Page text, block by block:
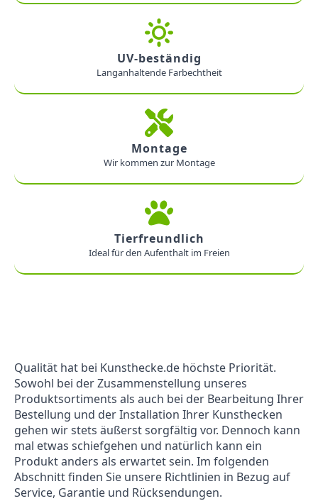
UV-beständig
Langanhaltende Farbechtheit
Montage
Wir kommen zur Montage
Tierfreundlich
Ideal für den Aufenthalt im Freien
Qualität hat bei Kunsthecke.de höchste Priorität.
Sowohl bei der Zusammenstellung unseres
Produktsortiments als auch bei der Bearbeitung Ihrer
Bestellung und der Installation Ihrer Kunsthecken
gehen wir stets äußerst sorgfältig vor. Dennoch kann
mal etwas schiefgehen und natürlich kann ein
Produkt anders als erwartet sein. Im folgenden
Abschnitt finden Sie unsere Richtlinien in Bezug auf
Service, Garantie und Rücksendungen.